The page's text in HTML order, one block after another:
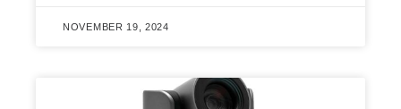
NOVEMBER 19, 2024